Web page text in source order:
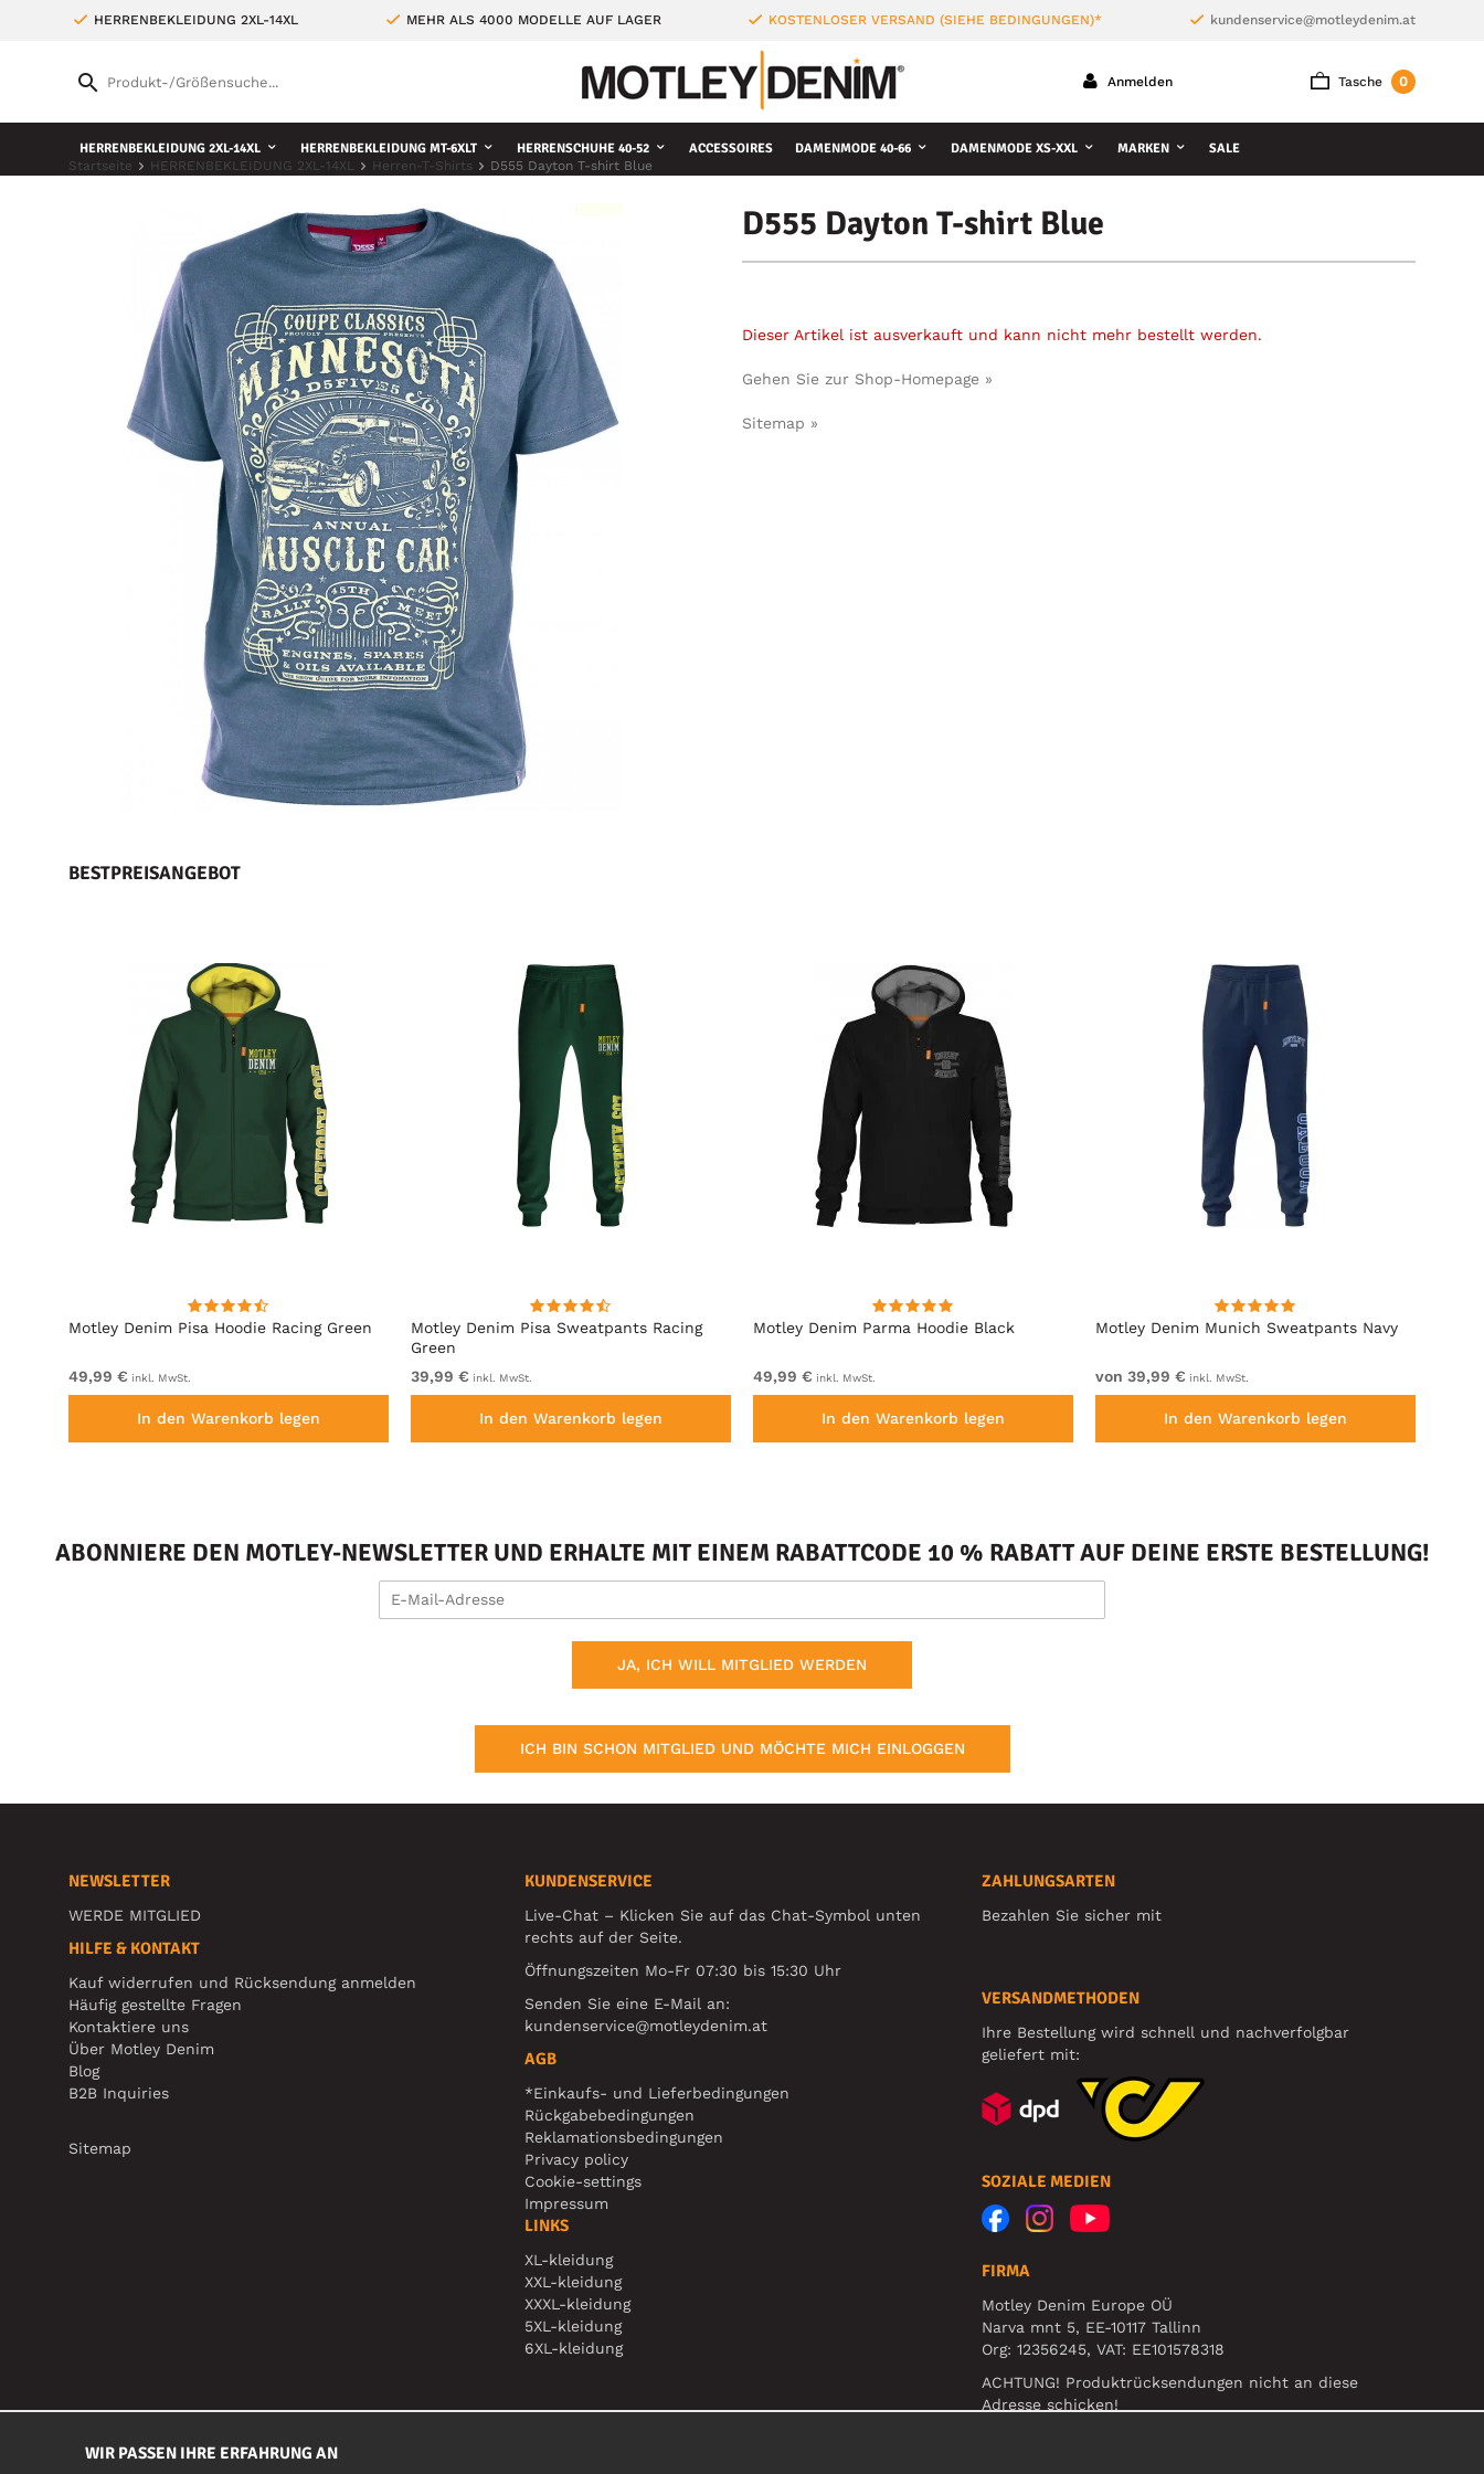
HERRENBEKLEIDUNG 2XL-14XL MEHR ALS 4000 MODELLE AUF LAGER KOSTENLOSER VERSAND (SIEHE BEDINGUNGEN)* kundenservice@motleydenim.at
Tasche 0
Anmelden
HERRENBEKLEIDUNG 2XL-14XL HERRENBEKLEIDUNG MT-6XLT HERRENSCHUHE 40-52 ACCESSOIRES DAMENMODE 40-66 DAMENMODE XS-XXL MARKEN SALE
Startseite HERRENBEKLEIDUNG 2XL-14XL Herren-T-Shirts D555 Dayton T-shirt Blue
D555 Dayton T-shirt Blue
Dieser Artikel ist ausverkauft und kann nicht mehr bestellt werden.
Gehen Sie zur Shop-Homepage »
Sitemap »
BESTPREISANGEBOT
Motley Denim Pisa Hoodie Racing Green
49,99 € inkl. MwSt.
In den Warenkorb legen
Motley Denim Pisa Sweatpants Racing
Green
39,99 € inkl. MwSt.
In den Warenkorb legen
Motley Denim Parma Hoodie Black
49,99 € inkl. MwSt.
In den Warenkorb legen
Motley Denim Munich Sweatpants Navy
von 39,99 € inkl. MwSt.
In den Warenkorb legen
ABONNIERE DEN MOTLEY-NEWSLETTER UND ERHALTE MIT EINEM RABATTCODE 10 % RABATT AUF DEINE ERSTE BESTELLUNG!
JA, ICH WILL MITGLIED WERDEN
ICH BIN SCHON MITGLIED UND MÖCHTE MICH EINLOGGEN
NEWSLETTER
WERDE MITGLIED
HILFE & KONTAKT
Kauf widerrufen und Rücksendung anmelden
Häufig gestellte Fragen
Kontaktiere uns
Über Motley Denim
Blog
B2B Inquiries
Sitemap
KUNDENSERVICE
Live-Chat – Klicken Sie auf das Chat-Symbol unten
rechts auf der Seite.
Öffnungszeiten Mo-Fr 07:30 bis 15:30 Uhr
Senden Sie eine E-Mail an:
kundenservice@motleydenim.at
AGB
*Einkaufs- und Lieferbedingungen
Rückgabebedingungen
Reklamationsbedingungen
Privacy policy
Cookie-settings
Impressum
LINKS
XL-kleidung
XXL-kleidung
XXXL-kleidung
5XL-kleidung
6XL-kleidung
ZAHLUNGSARTEN
Bezahlen Sie sicher mit
VERSANDMETHODEN
Ihre Bestellung wird schnell und nachverfolgbar
geliefert mit:
SOZIALE MEDIEN
FIRMA
Motley Denim Europe OÜ
Narva mnt 5, EE-10117 Tallinn
Org: 12356245, VAT: EE101578318
ACHTUNG! Produktrücksendungen nicht an diese
Adresse schicken!
WIR PASSEN IHRE ERFAHRUNG AN